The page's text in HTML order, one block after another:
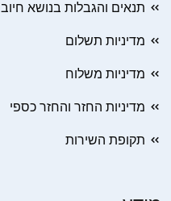
תנאים והגבלות בנושא חיוב
מדיניות תשלום
מדיניות משלוח
מדיניות החזר והחזר כספי
תקופת השירות